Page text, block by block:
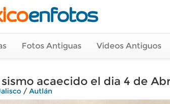
Fotos Antiguas Videos Antiguos
acaecido el dia 4 de
/ Autlán